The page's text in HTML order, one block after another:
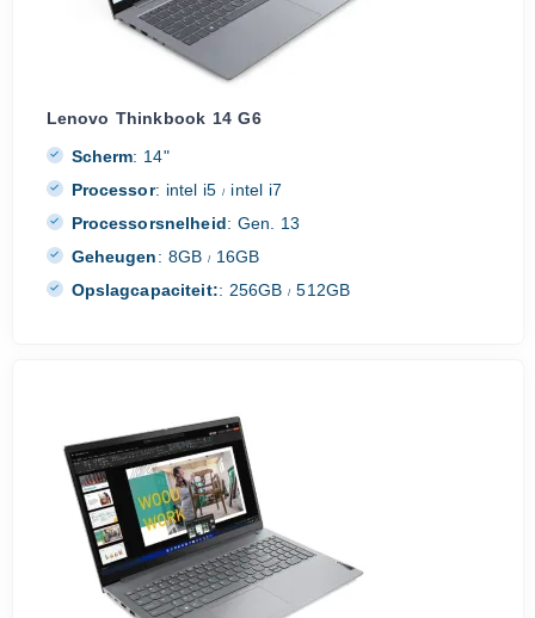
Lenovo Thinkbook 14 G6
Scherm: 14"
Processor: intel i5/ intel i7
Processorsnelheid: Gen. 13
Geheugen: 8GB / 16GB
Opslagcapaciteit:: 256GB/ 512GB